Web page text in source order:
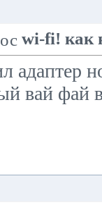
wi-fi! как
адаптер
вай фай